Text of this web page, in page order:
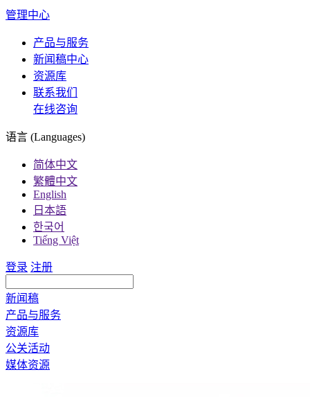
管理中心
产品与服务
新闻稿中心
资源库
联系我们
在线咨询
语言 (Languages)
简体中文
繁體中文
English
日本語
한국어
Tiếng Việt
登录 注册
新闻稿
产品与服务
资源库
公关活动
媒体资源